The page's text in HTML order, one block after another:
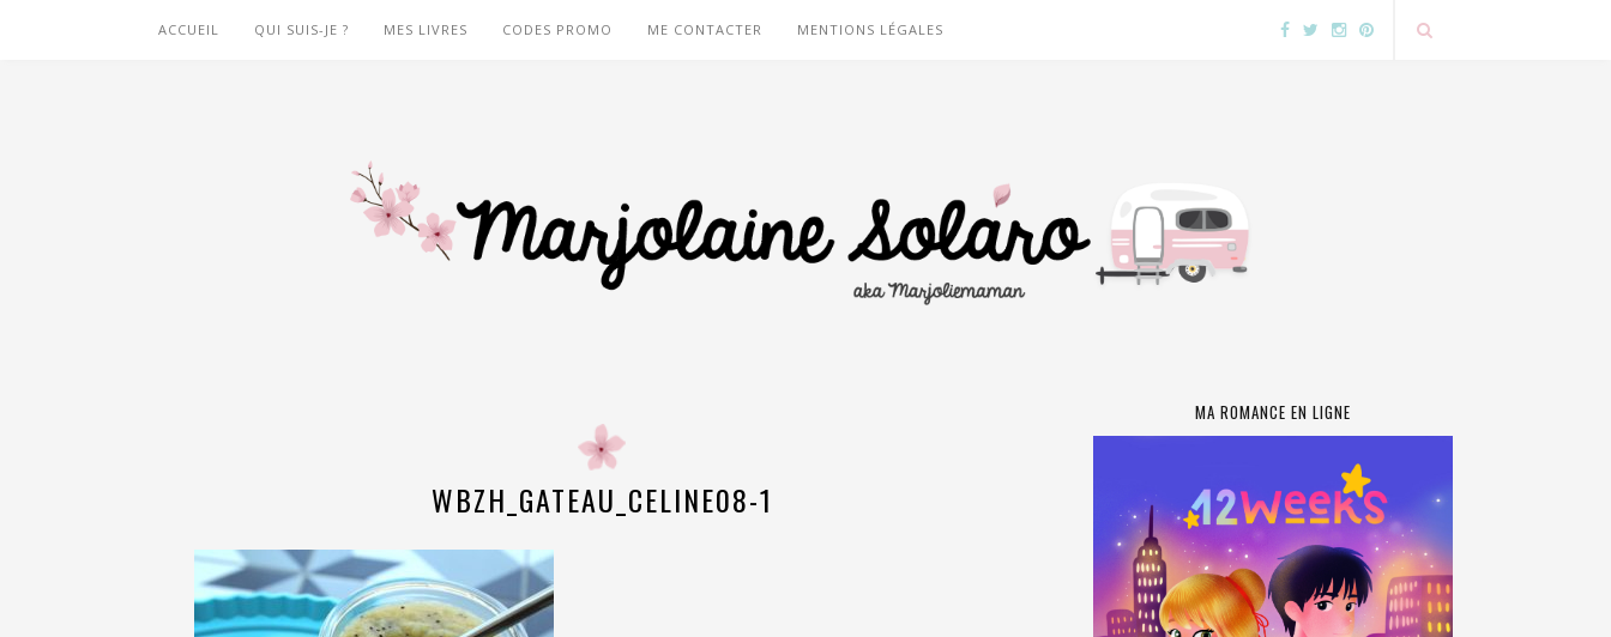
ACCUEIL QUI SUIS-JE ? MES LIVRES CODES PROMO ME CONTACTER MENTIONS LÉGALES
WBZH_GATEAU_CELINE08-1
MA ROMANCE EN LIGNE